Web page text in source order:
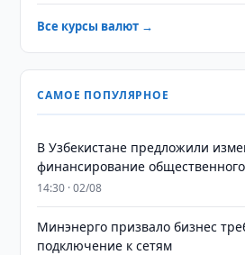
Все курсы валют →
САМОЕ ПОПУЛЯРНОЕ
В Узбекистане предложили
финансирование
14:30 · 02/08
Минэнерго призвало бизнес
подключение к сетям